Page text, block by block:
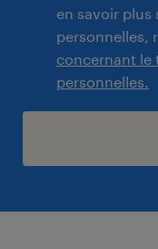
en savoir plus
personnelles,
concernant le
personnelles.